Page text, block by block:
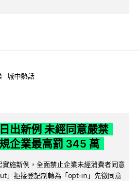
城中熱話
出新例 未經同意嚴禁
企業最高罰 345 萬
施新例，全面禁止企業未經消費者同意
」拒接登記制轉為「opt-in」先徵同意